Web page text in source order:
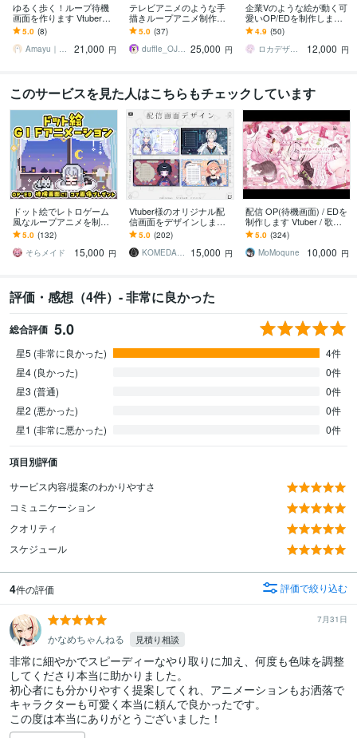
ゆるく歩く！ループ待機
画面を作ります Vtuberさ
んの配信に！かわいいル
ープ待機アニメーショ
ン！
5.0 (8)
Amayu｜おさかにゃデザイン
21,000 円
テレビアニメのような手
描きループアニメ制作し
ます 配信のOPやED、ア
イキャッチに最適！
5.0 (37)
duffle_OJ【アニメーション作家】 25,000 円
企業Vのような絵が動く可
愛いOP/EDを制作します
企業実績あり/待機画面/エ
ンディング/Vtuberさん向
け！
4.9 (50)
ロカデザイン✧モーションデザイナー
12,000 円
このサービスを見た人はこちらもチェックしています
ドット絵でレトロゲーム
風なループアニメを制作
します 動画配信のOP.ED.
待機画面、結婚式ムービ
ー、SNSにも！
5.0 (132)
そらメイド
15,000 円
Vtuber様のオリジナル配
信画面をデザインします
雑談・ゲーム・スケジュ
ール・待機画面・終了画
面など製作します
5.0 (202)
KOMEDA__h
15,000 円
配信 OP(待機画面) / EDを
制作します Vtuber / 歌い
手 / YouTuber さん向け！
5.0 (324)
MoMoqune
10,000 円
評価・感想（4件）- 非常に良かった
総合評価 5.0
星5 (非常に良かった)
4件
星4 (良かった)
0件
星3 (普通)
0件
星2 (悪かった)
0件
星1 (非常に悪かった)
0件
項目別評価
サービス内容/提案のわかりやすさ
コミュニケーション
クオリティ
スケジュール
4件の評価 評価で絞り込む
7月31日
かなめちゃんねる 見積り相談
非常に細やかでスピーディーなやり取りに加え、何度も色味を調整
してくださり本当に助かりました。
初心者にも分かりやすく提案してくれ、アニメーションもお洒落で
キャラクターも可愛く本当に頼んで良かったです。
この度は本当にありがとうございました！